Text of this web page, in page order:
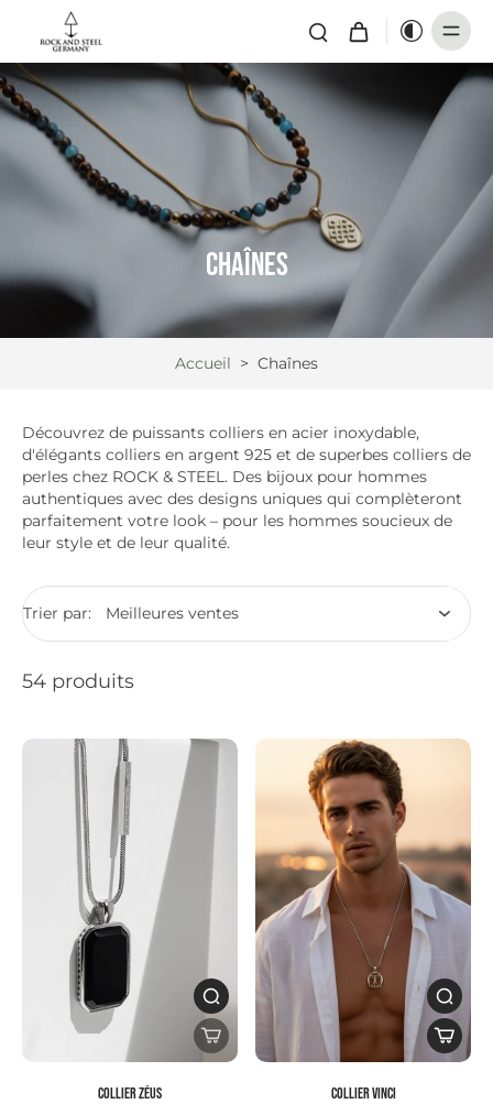
Chaînes
Accueil > Chaînes
Découvrez de puissants colliers en acier inoxydable,
d'élégants colliers en argent 925 et de superbes colliers de
perles chez ROCK & STEEL. Des bijoux pour hommes
authentiques avec des designs uniques qui complèteront
parfaitement votre look – pour les hommes soucieux de
leur style et de leur qualité.
Trier par:
54 produits
Collier ZÉUS Collier VINCI